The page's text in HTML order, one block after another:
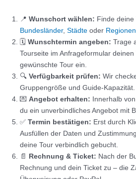
📍 Wunschort wählen: Finde deine
Bundesländer, Städte oder Regionen
🗓️ Wunschtermin angeben: Trage
Tourseite im Anfrageformular
gewünschte Tour ein.
🔍 Verfügbarkeit prüfen: Wir
Gruppengröße und Guide-Kapazität.
💌 Angebot erhalten: Innerhalb
du ein unverbindliches Angebot mit
✅ Termin bestätigen: Erst durch
Ausfüllen der Daten und
deine Tour verbindlich gebucht.
📄 Rechnung & Ticket: Nach der
Rechnung und dein Ticket zu – die